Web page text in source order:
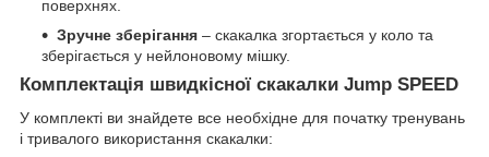
поверхнях.
Зручне зберігання – скакалка згортається у коло та
зберігається у нейлоновому мішку.
Комплектація швидкісної скакалки Jump SPEED
У комплекті ви знайдете все необхідне для початку тренувань
і тривалого використання скакалки: